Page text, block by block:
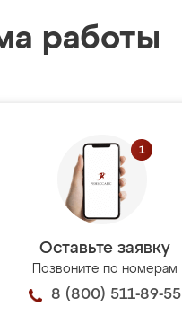
работы
Оставьте заявку
Позвоните по номерам
8 (800) 511-89-55